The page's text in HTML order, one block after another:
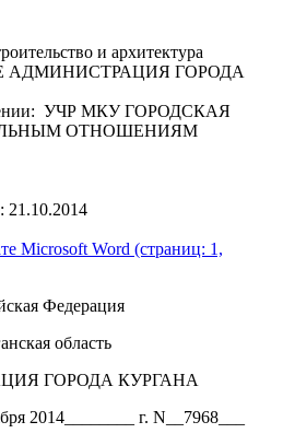
и архитектура
АДМИНИСТРАЦИЯ ГОРОДА
УЧР МКУ ГОРОДСКАЯ
ОТНОШЕНИЯМ
21.10.2014
Microsoft Word (страниц: 1,
Федерация
область
ГОРОДА КУРГАНА
2014________ г. N__7968___